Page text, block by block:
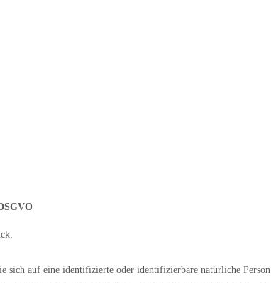
sich auf eine identifizierte oder identifizierbare natürliche